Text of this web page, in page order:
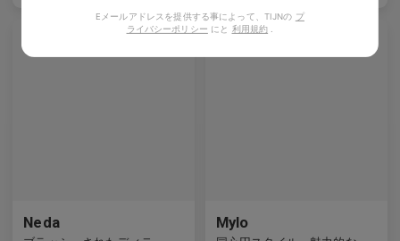
Neda Mylo
Eメールアドレスを提供する事によって、TIJNの プ
ライバシーポリシー にと 利用規約